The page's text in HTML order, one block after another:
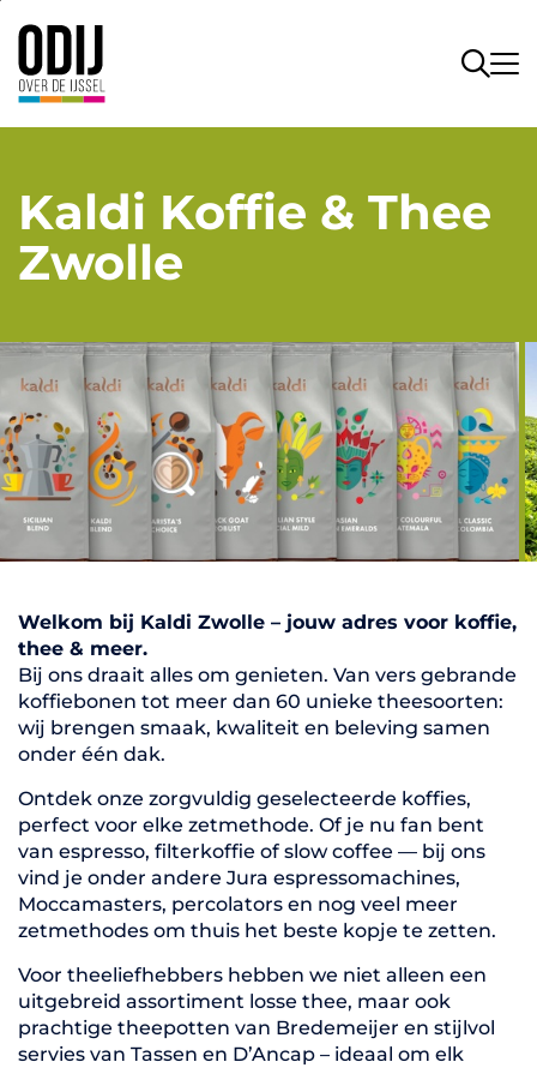
Kaldi Koffie & Thee
Zwolle
Welkom bij Kaldi Zwolle – jouw adres voor koffie,
thee & meer.
Bij ons draait alles om genieten. Van vers gebrande
koffiebonen tot meer dan 60 unieke theesoorten:
wij brengen smaak, kwaliteit en beleving samen
onder één dak.
Ontdek onze zorgvuldig geselecteerde koffies,
perfect voor elke zetmethode. Of je nu fan bent
van espresso, filterkoffie of slow coffee — bij ons
vind je onder andere Jura espressomachines,
Moccamasters, percolators en nog veel meer
zetmethodes om thuis het beste kopje te zetten.
Voor theeliefhebbers hebben we niet alleen een
uitgebreid assortiment losse thee, maar ook
prachtige theepotten van Bredemeijer en stijlvol
servies van Tassen en D’Ancap – ideaal om elk